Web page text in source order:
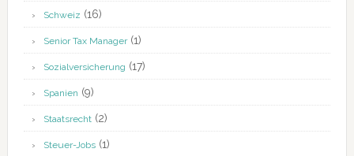
Schweiz (16)
Senior Tax Manager(1)
Sozialversicherung (17)
Spanien (9)
Staatsrecht(2)
Steuer-Jobs(1)